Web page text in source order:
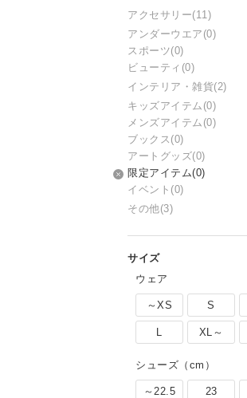
アクセサリー(11)
アンダーウエア (0)
スポーツ(0)
ビューティ (0)
インテリア・雑貨(2)
キッズアイテム (0)
メンズアイテム (0)
ブックス (0)
アートグッズ(0)
限定アイテム(0)
イベント (0)
その他(3)
ウェア
～XS S
L XL～
シューズ（cm）
～22.5 23